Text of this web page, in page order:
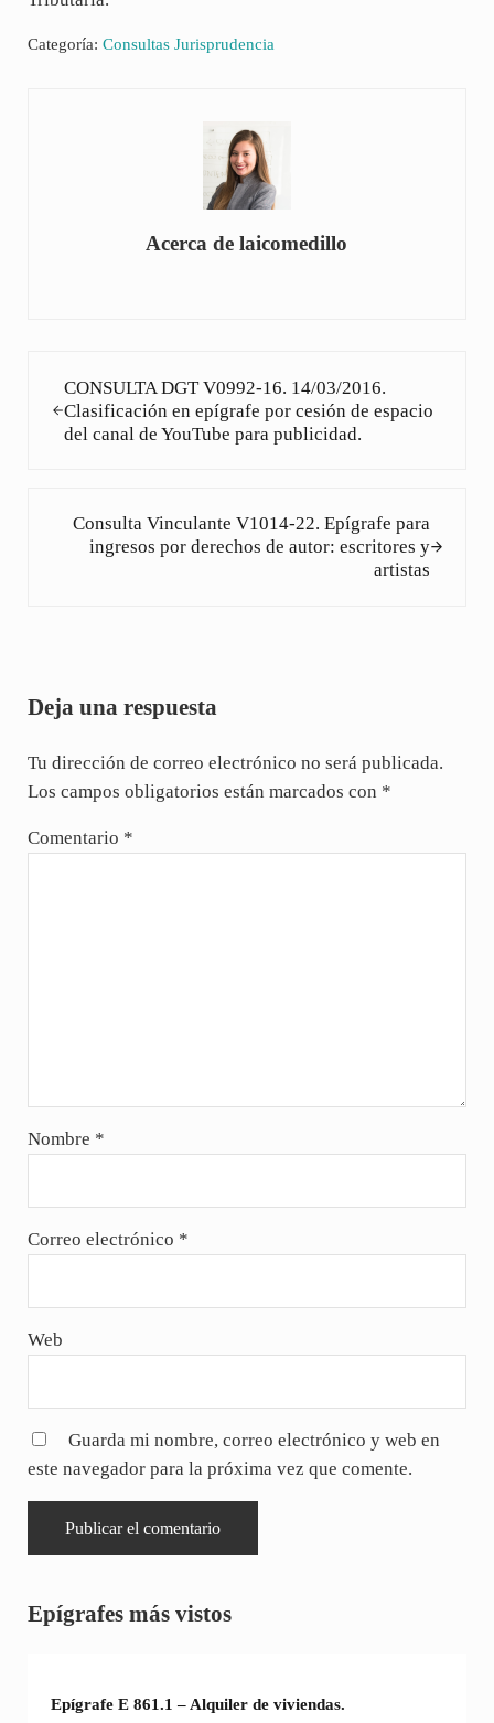
Categoría: Consultas Jurisprudencia
Acerca delaicomedillo
CONSULTA DGT V0992-16. 14/03/2016.
Clasificación en epígrafe por cesión de espacio
del canal de YouTube para publicidad.
Consulta Vinculante V1014-22. Epígrafe para
ingresos por derechos de autor: escritores y
artistas
Deja una respuesta
Tu dirección de correo electrónico no será publicada.
Los campos obligatorios están marcados con *
Comentario *
Nombre *
Correo electrónico *
Web
Guarda mi nombre, correo electrónico y web en
este navegador para la próxima vez que comente.
Sidebar
Epígrafes más vistos
Epígrafe E 861.1 – Alquiler de viviendas.